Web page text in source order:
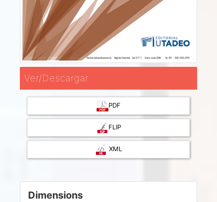
Ver/Descargar
PDF
FLIP
XML
Dimensions